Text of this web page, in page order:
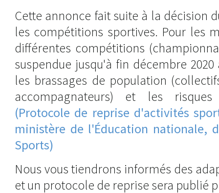
Cette annonce fait suite à la décision
les compétitions sportives. Pour les
différentes compétitions
suspendue jusqu'à fin décembre
les brassages de population
accompagnateurs) et les
(Protocole de reprise d'activités
ministère de l'Éducation nationale,
Sports)
Nous vous tiendrons informés des
et un protocole de reprise sera publié